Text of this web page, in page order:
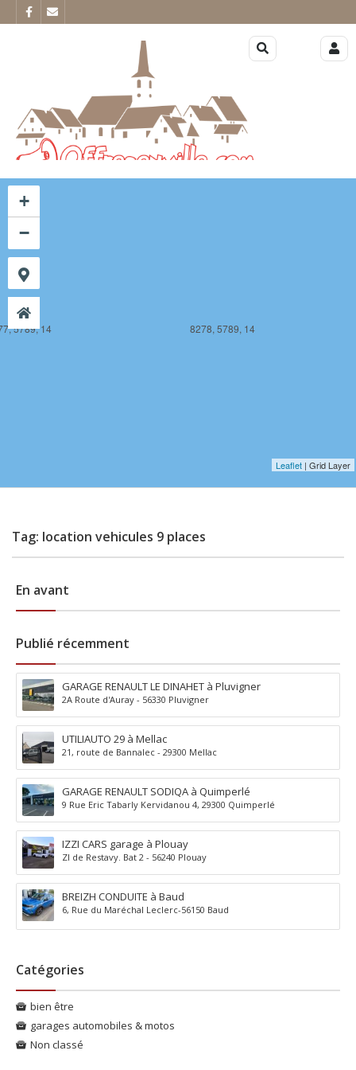
5788, 14 8278, 5788, 14
5789, 14 8278, 5789, 14
+
−
Leaflet | Grid Layer
Tag: location vehicules 9 places
En avant
Publié récemment
GARAGE RENAULT LE DINAHET à Pluvigner
2A Route d'Auray - 56330 Pluvigner
UTILIAUTO 29 à Mellac
21, route de Bannalec - 29300 Mellac
GARAGE RENAULT SODIQA à Quimperlé
9 Rue Eric Tabarly Kervidanou 4, 29300 Quimperlé
IZZI CARS garage à Plouay
ZI de Restavy. Bat 2 - 56240 Plouay
BREIZH CONDUITE à Baud
6, Rue du Maréchal Leclerc-56150 Baud
Catégories
bien être
garages automobiles & motos
Non classé